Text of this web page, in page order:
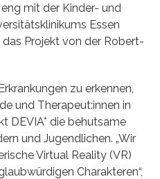
mit der Kinder- und
Essen
Projekt von der Robert-
zu erkennen,
und Therapeut:innen in
DEVIA* die behutsame
und Jugendlichen. „Wir
Virtual Reality (VR)
Charakteren“,